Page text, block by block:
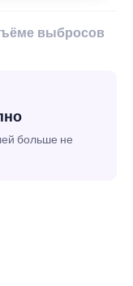
выбросов
больше не